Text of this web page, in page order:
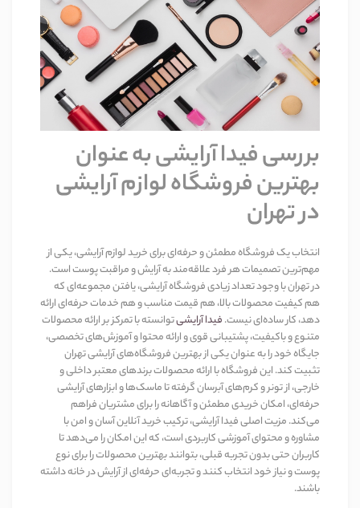
بررسی فیدا آرایشی به عنوان
بهترین فروشگاه لوازم آرایشی
در تهران
انتخاب یک فروشگاه مطمئن و حرفه‌ای برای خرید لوازم آرایشی، یکی از
مهم‌ترین تصمیمات هر فرد علاقه‌مند به آرایش و مراقبت پوست است.
در تهران با وجود تعداد زیادی فروشگاه آرایشی، یافتن مجموعه‌ای که
هم کیفیت محصولات بالا، هم قیمت مناسب و هم خدمات حرفه‌ای ارائه
دهد، کار ساده‌ای نیست.فیدا آرایشیتوانسته با تمرکز بر ارائه محصولات
متنوع و باکیفیت، پشتیبانی قوی و ارائه محتوا و آموزش‌های تخصصی،
جایگاه خود را به عنوان یکی از بهترین فروشگاه‌های آرایشی تهران
تثبیت کند. این فروشگاه با ارائه محصولات برندهای معتبر داخلی و
خارجی، از تونر و کرم‌های آبرسان گرفته تا ماسک‌ها و ابزارهای آرایشی
حرفه‌ای، امکان خریدی مطمئن و آگاهانه را برای مشتریان فراهم
می‌کند. مزیت اصلی فیدا آرایشی، ترکیب خرید آنلاین آسان و امن با
مشاوره و محتوای آموزشی کاربردی است، که این امکان را می‌دهد تا
کاربران حتی بدون تجربه قبلی، بتوانند بهترین محصولات را برای نوع
پوست و نیاز خود انتخاب کنند و تجربه‌ای حرفه‌ای از آرایش در خانه داشته
باشند.